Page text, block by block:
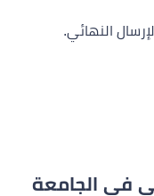
النهائي.
في الجامعة